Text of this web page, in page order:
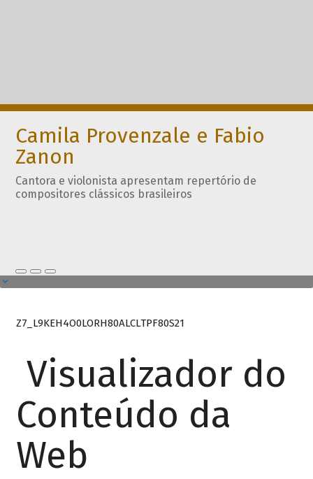
Camila Provenzale e Fabio
Zanon
Cantora e violonista apresentam repertório de
compositores clássicos brasileiros
Z7_L9KEH4O0LORH80ALCLTPF80S21
Visualizador do
Conteúdo da
Web